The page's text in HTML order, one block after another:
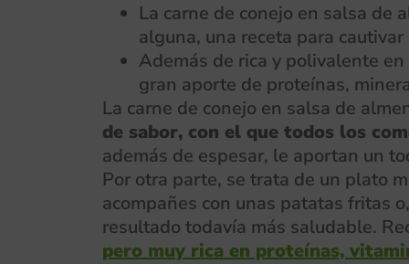
La carne de conejo en salsa de
alguna, una receta para
Además de rica y polivalente
gran aporte de proteínas,
La carne de conejo en salsa de
de sabor, con el que todos los
además de espesar, le aportan un
Por otra parte, se trata de un plato
acompañes con unas patatas fritas
resultado todavía más saludable.
pero muy rica en proteínas,